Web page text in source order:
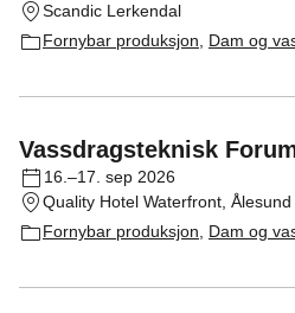
Scandic Lerkendal
Fornybar produksjon
Dam og
Vassdragsteknisk
16.–17. sep 2026
Quality Hotel Waterfront, Ålesund
Fornybar produksjon
Dam og